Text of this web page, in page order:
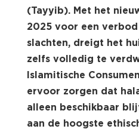
(Tayyib). Met het
2025 voor een
slachten, dreigt het
zelfs volledig te
Islamitische
ervoor zorgen dat
alleen beschikbaar
aan de hoogste